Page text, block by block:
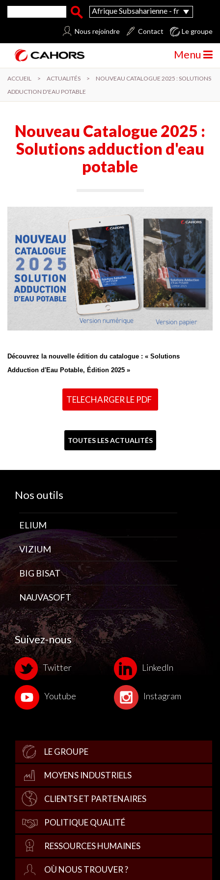
Aller au contenu principal
Formulaire de recherche
Rechercher
Afrique Subsaharienne - fr
Le groupe
Contact
Nous rejoindre
Menu
ACCUEIL > ACTUALITÉS >
NOUVEAU CATALOGUE 2025 : SOLUTIONS
ADDUCTION D'EAU POTABLE
Nouveau Catalogue 2025 :
Solutions adduction d'eau
potable
Découvrez la nouvelle édition du catalogue : « Solutions
Adduction d'Eau Potable, Édition 2025 »
TELECHARGER LE PDF
TOUTES LES ACTUALITÉS
Nos outils
ELIUM
VIZIUM
BIG BISAT
NAUVASOFT
Suivez-nous
Twitter LinkedIn
Youtube Instagram
LE GROUPE
MOYENS INDUSTRIELS
CLIENTS ET PARTENAIRES
POLITIQUE QUALITÉ
RESSOURCES HUMAINES
OÙ NOUS TROUVER ?